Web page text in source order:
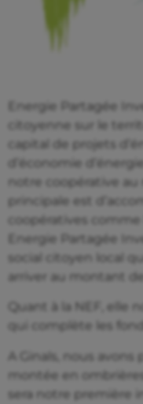
Energie Partagée
citoyenne sur le
capital de projets
d’économie
notre coopérative
principale est
coopératives
Energie Partagée
social citoyen local
arriver au montant
Quant à la NEF, elle
qui complète les
A Ginals, nous
montée en
sera notre première